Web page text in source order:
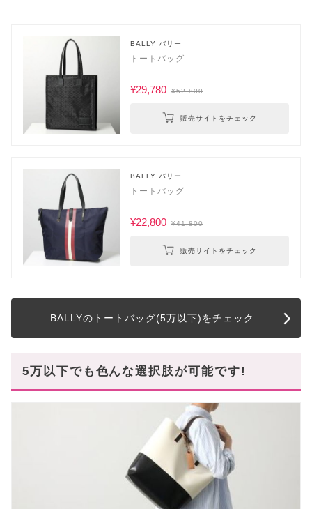
BALLY バリー
トートバッグ
¥29,780 ¥52,800
販売サイトをチェック
BALLY バリー
トートバッグ
¥22,800 ¥41,800
販売サイトをチェック
BALLYのトートバッグ(5万以下)をチェック
5万以下でも色んな選択肢が可能です!